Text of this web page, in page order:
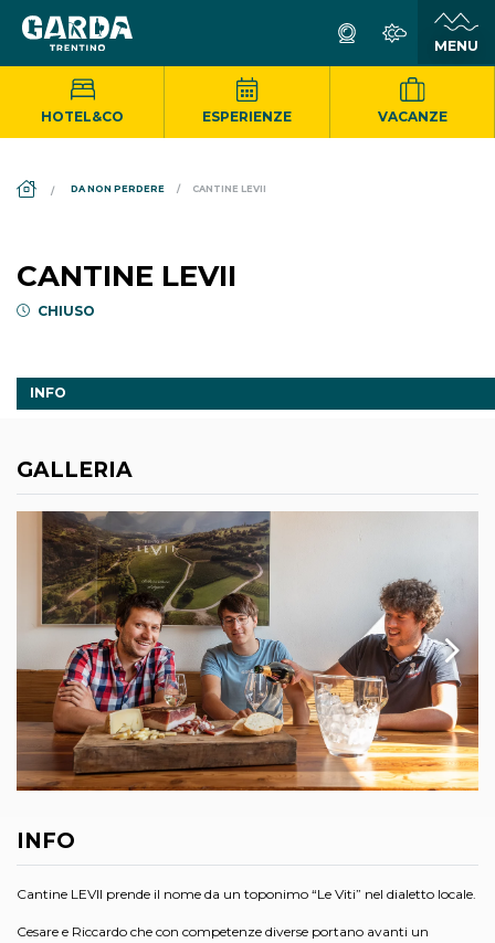
HOTEL&CO ESPERIENZE VACANZE
DA NON PERDERE CANTINE LEVII
CANTINE LEVII
CHIUSO
INFO
GALLERIA
INFO
Cantine LEVII prende il nome da un toponimo “Le Viti” nel dialetto locale.
Cesare e Riccardo che con competenze diverse portano avanti un